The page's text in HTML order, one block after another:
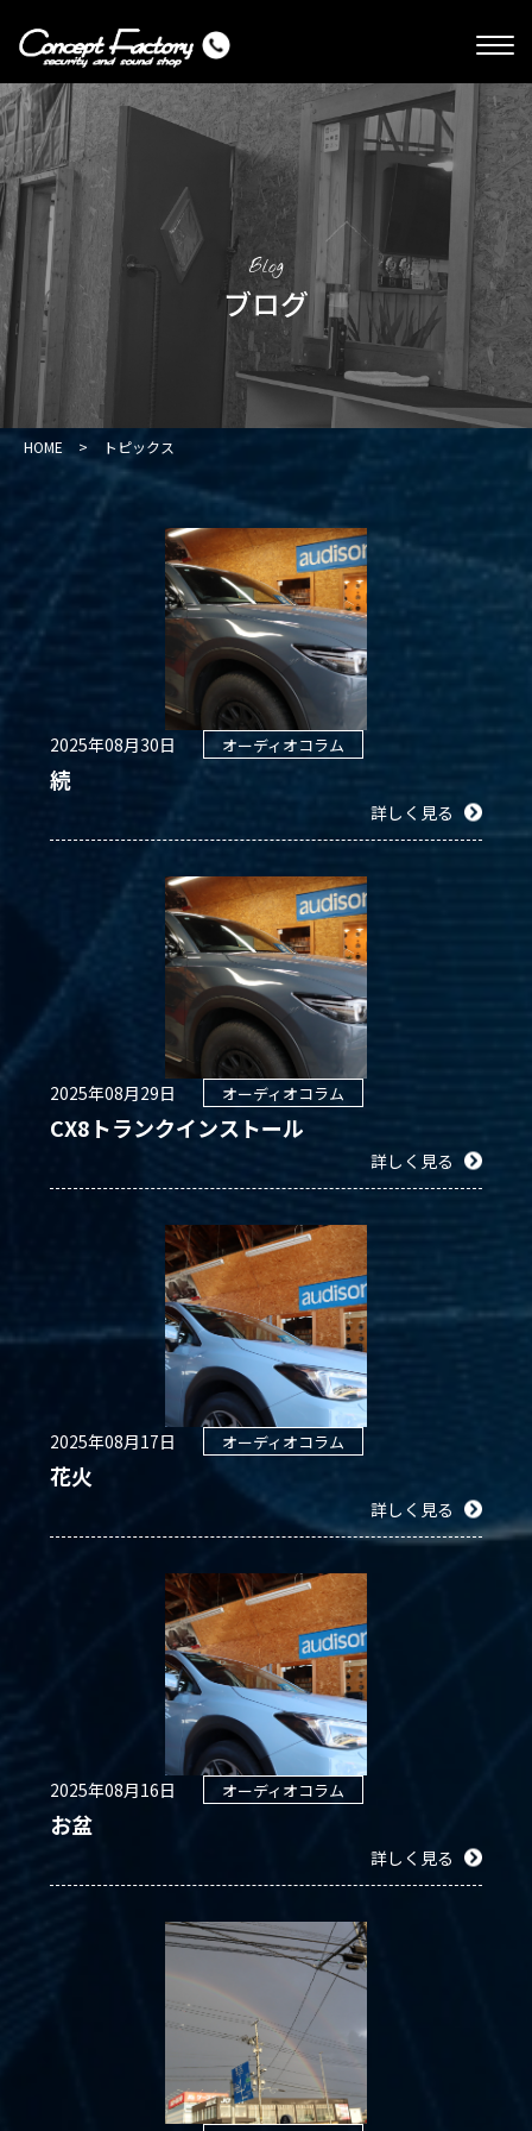
Blog
ブログ
HOME > トピックス
2025年08月30日 オーディオコラム
続
詳しく見る
2025年08月29日 オーディオコラム
CX8トランクインストール
詳しく見る
2025年08月17日 オーディオコラム
花火
詳しく見る
2025年08月16日 オーディオコラム
お盆
詳しく見る